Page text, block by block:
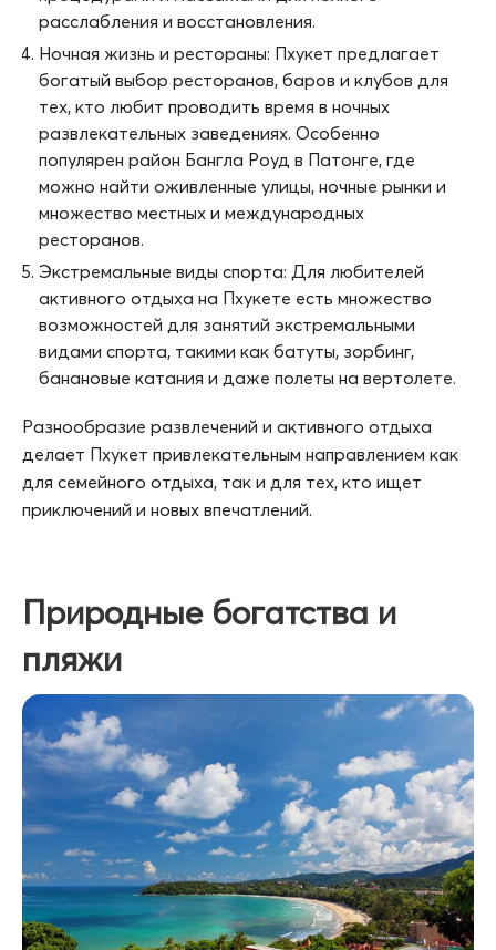
расслабления и восстановления.
Ночная жизнь и рестораны: Пхукет предлагает
богатый выбор ресторанов, баров и клубов для
тех, кто любит проводить время в ночных
развлекательных заведениях. Особенно
популярен район Бангла Роуд в Патонге, где
можно найти оживленные улицы, ночные рынки и
множество местных и международных
ресторанов.
Экстремальные виды спорта: Для любителей
активного отдыха на Пхукете есть множество
возможностей для занятий экстремальными
видами спорта, такими как батуты, зорбинг,
банановые катания и даже полеты на вертолете.
Разнообразие развлечений и активного отдыха
делает Пхукет привлекательным направлением как
для семейного отдыха, так и для тех, кто ищет
приключений и новых впечатлений.
Природные богатства и
пляжи